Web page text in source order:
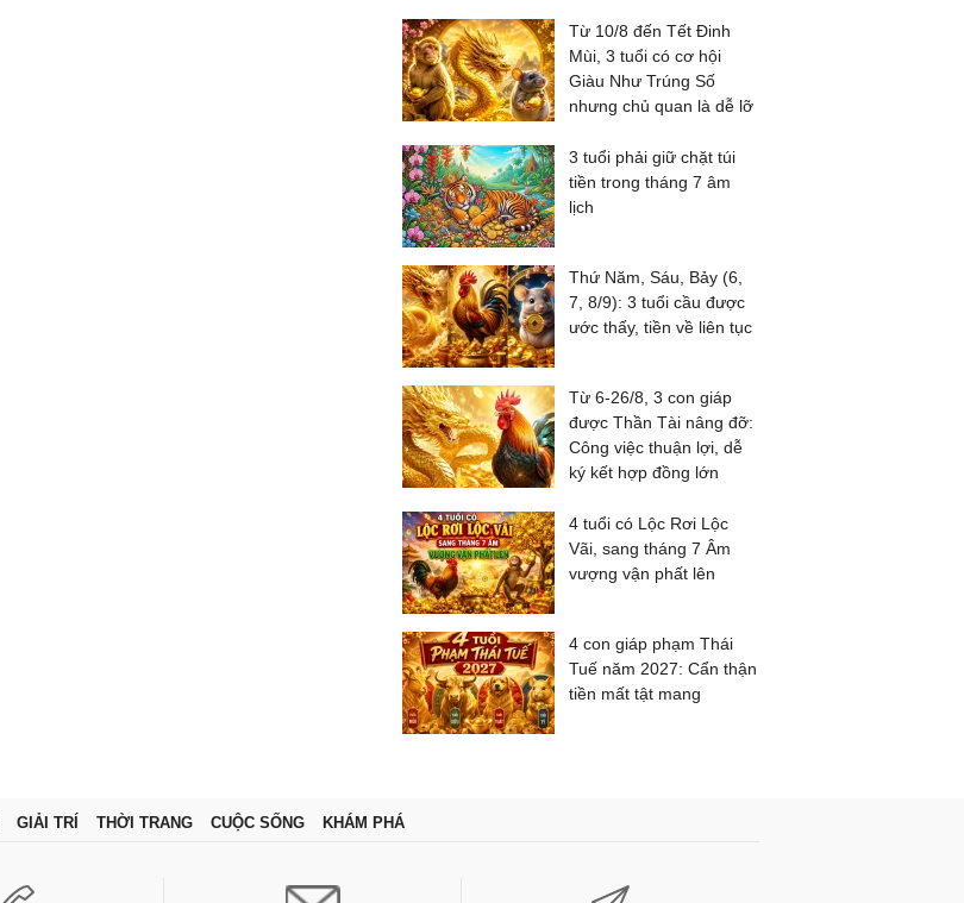
Từ 10/8 đến Tết Đinh
Mùi, 3 tuổi có cơ hội
Giàu Như Trúng Số
nhưng chủ quan là dễ lỡ
3 tuổi phải giữ chặt túi
tiền trong tháng 7 âm
lịch
Thứ Năm, Sáu, Bảy (6,
7, 8/9): 3 tuổi cầu được
ước thấy, tiền về liên tục
Từ 6-26/8, 3 con giáp
được Thần Tài nâng đỡ:
Công việc thuận lợi, dễ
ký kết hợp đồng lớn
4 tuổi có Lộc Rơi Lộc
Vãi, sang tháng 7 Âm
vượng vận phất lên
4 con giáp phạm Thái
Tuế năm 2027: Cẩn thận
tiền mất tật mang
GIẢI TRÍ THỜI TRANG CUỘC SỐNG KHÁM PHÁ